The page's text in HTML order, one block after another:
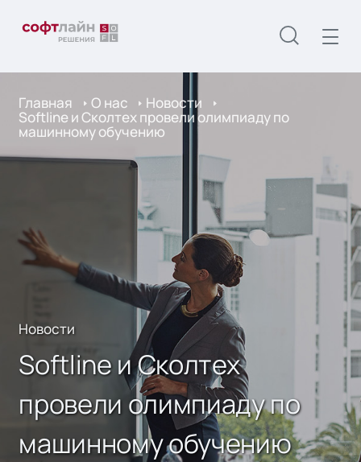
Главная О нас Новости
Softline и Сколтех провели олимпиаду по
машинному обучению
Новости
Softline и Сколтех
провели олимпиаду по
машинному обучению